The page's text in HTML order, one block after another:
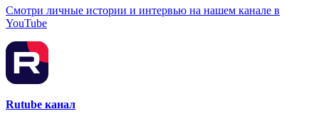
Смотри личные истории и интервью на нашем канале в
YouTube
Rutube канал